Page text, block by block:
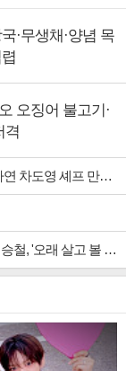
·무생채·양념 목
오징어 불고기·
격
도영 셰프 만난다
살고 볼 일' 특집 출격